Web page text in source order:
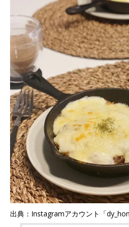
出典：Instagramアカウント「